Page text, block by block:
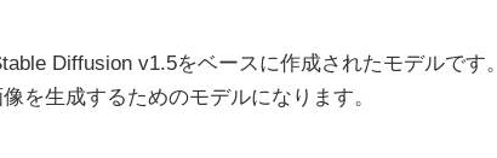
Diffusion v1.5をベースに作成されたモデルです。
を生成するためのモデルになります。